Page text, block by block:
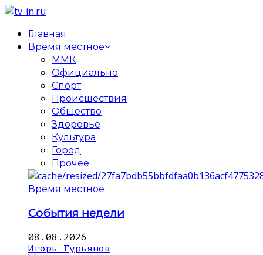
Главная
Время местное
ММК
Официально
Спорт
Происшествия
Общество
Здоровье
Культура
Город
Прочее
Время местное
События недели
08.08.2026
Игорь Гурьянов